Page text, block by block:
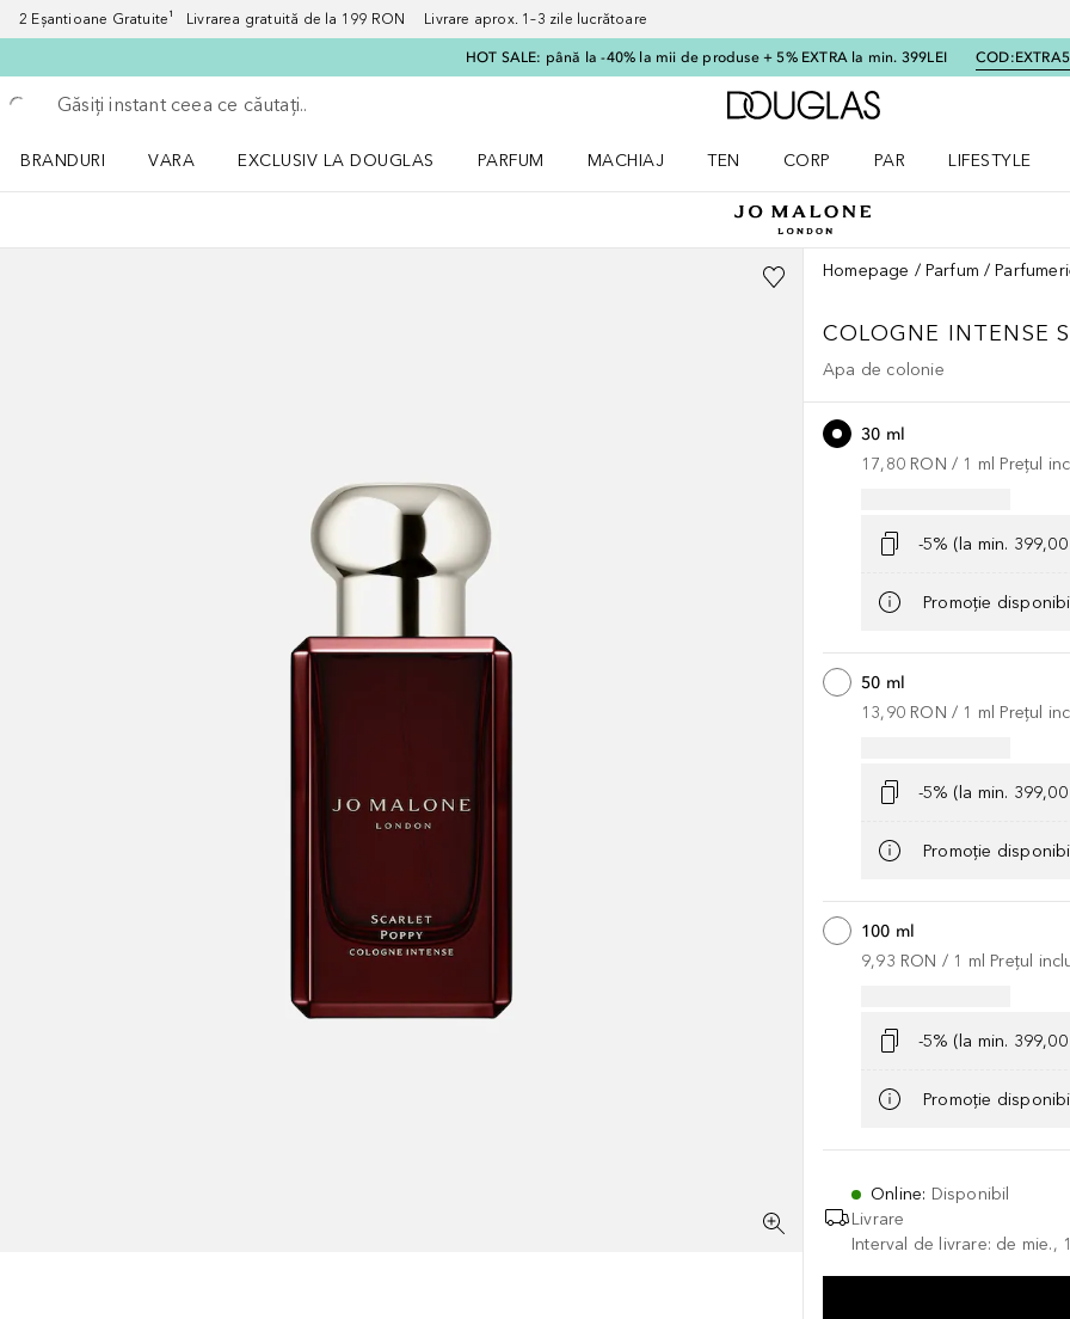
2 Eșantioane Gratuite¹ Livrarea gratuită de la 199 RON Livrare aprox. 1–3 zile lucrătoare
HOT SALE: până la -40% la mii de produse + 5% EXTRA la min. 399LEI COD:
Înapoi
Executați căutarea
Către pagina principală
BRANDURI
VARA
EXCLUSIV LA DOUGLAS
PARFUM
MACHIAJ
TEN
CORP
PAR
LIFESTYLE
Homepage Parfum
COLOGNE INTENSE
Apa de colonie
30 ml
17,80 RON / 1 ml Prețul
-5% (la min.
Promoție
50 ml
13,90 RON / 1 ml Prețul
-5% (la min.
Promoție
100 ml
9,93 RON / 1 ml Prețul
-5% (la min.
Promoție
Online: Disponibil
Livrare
Interval de livrare: de mie.,